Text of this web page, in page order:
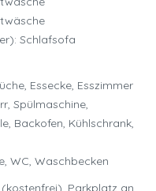
Schlafsofa
Essecke, Esszimmer
Spülmaschine,
Backofen, Kühlschrank,
WC, Waschbecken